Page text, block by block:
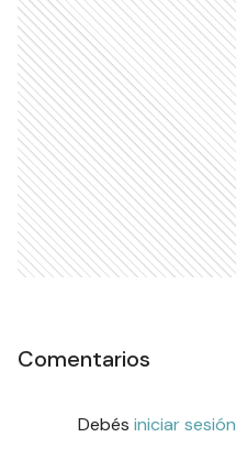
Comentarios
Debés iniciar sesión